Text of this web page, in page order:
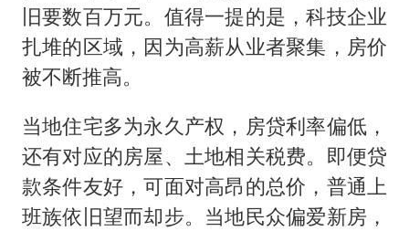
旧要数百万元。值得一提的是，科技企业
扎堆的区域，因为高薪从业者聚集，房价
被不断推高。
当地住宅多为永久产权，房贷利率偏低，
还有对应的房屋、土地相关税费。即便贷
款条件友好，可面对高昂的总价，普通上
班族依旧望而却步。当地民众偏爱新房，